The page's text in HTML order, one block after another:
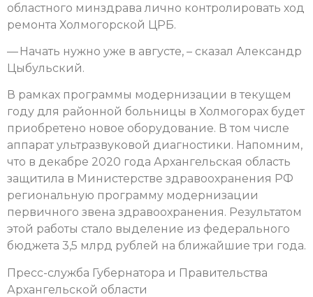
областного минздрава лично контролировать ход
ремонта Холмогорской ЦРБ.
— Начать нужно уже в августе, – сказал Александр
Цыбульский.
В рамках программы модернизации в текущем
году для районной больницы в Холмогорах будет
приобретено новое оборудование. В том числе
аппарат ультразвуковой диагностики. Напомним,
что в декабре 2020 года Архангельская область
защитила в Министерстве здравоохранения РФ
региональную программу модернизации
первичного звена здравоохранения. Результатом
этой работы стало выделение из федерального
бюджета 3,5 млрд рублей на ближайшие три года.
Пресс-служба Губернатора и Правительства
Архангельской области